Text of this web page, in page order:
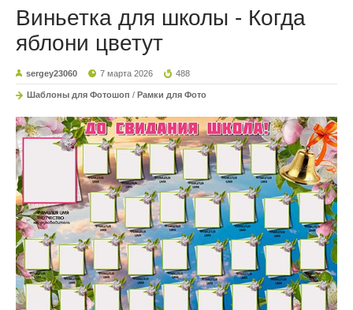
Виньетка для школы - Когда
яблони цветут
sergey23060 7 марта 2026 488
Шаблоны для Фотошоп / Рамки для Фото